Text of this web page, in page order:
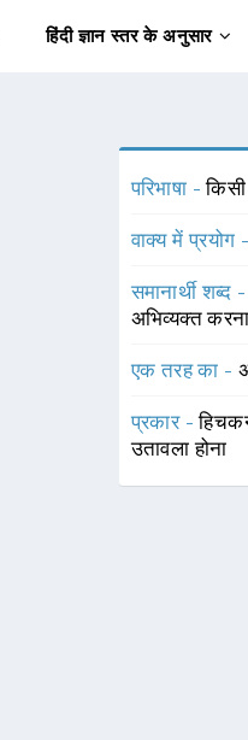
हिंदी ज्ञान स्तर के अनुसार
परिभाषा -
वाक्य में प्रयोग
समानार्थी शब्द -
अभिव्यक्त करना
एक तरह का -
प्रकार -
उतावला होना